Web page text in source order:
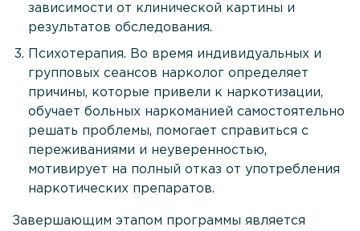
зависимости от клинической картины и
результатов обследования.
Психотерапия. Во время индивидуальных и
групповых сеансов нарколог определяет
причины, которые привели к наркотизации,
обучает больных наркоманией самостоятельно
решать проблемы, помогает справиться с
переживаниями и неуверенностью,
мотивирует на полный отказ от употребления
наркотических препаратов.
Завершающим этапом программы является